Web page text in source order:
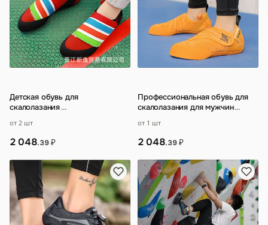
Детская обувь для
скалолазания…
от 2 шт
2 048.39₽
Профессиональная обувь для
скалолазания для мужчин…
от 1 шт
2 048.39₽